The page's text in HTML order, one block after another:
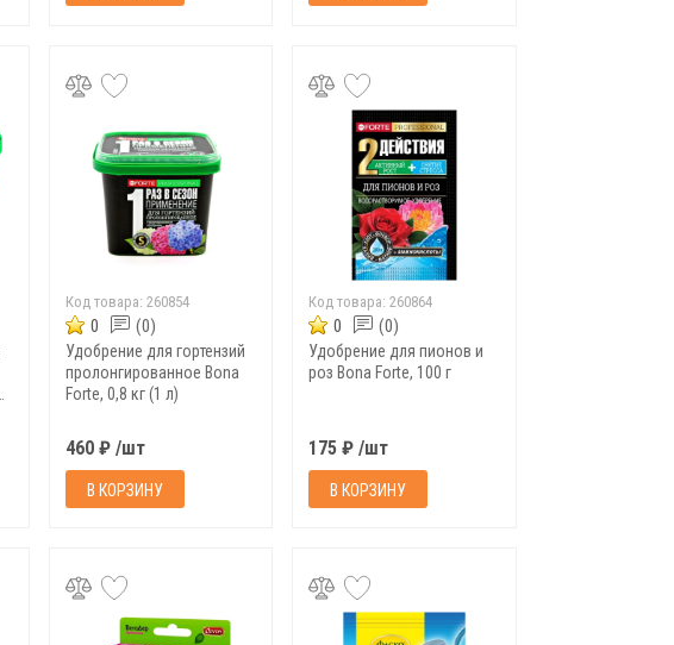
Код товара: 260854
0 (0)
Удобрение для гортензий
пролонгированное Bona
Forte, 0,8 кг (1 л)
460 ₽ /шт
В КОРЗИНУ
Код товара:260864
0 (0)
Удобрение для пионов и
роз Bona Forte, 100 г
175 ₽ /шт
В КОРЗИНУ